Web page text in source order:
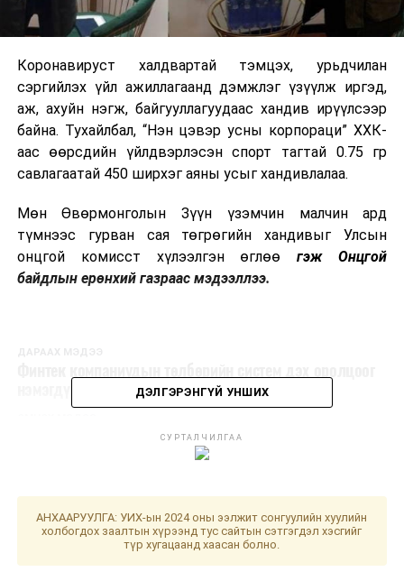
Коронавируст халдвартай тэмцэх, урьдчилан
сэргийлэх үйл ажиллагаанд дэмжлэг үзүүлж иргэд,
аж, ахуйн нэгж, байгууллагуудаас хандив ирүүлсээр
байна. Тухайлбал, “Нэн цэвэр усны корпораци” ХХК-
аас өөрсдийн үйлдвэрлэсэн спорт тагтай 0.75 гр
савлагаатай 450 ширхэг аяны усыг хандивлалаа.
Мөн Өвөрмонголын Зүүн үзэмчин малчин ард
түмнээс гурван сая төгрөгийн хандивыг Улсын
онцгой комисст хүлээлгэн өглөөгэж Онцгой
байдлын ерөнхий газраас мэдээллээ.
нэмэгдүүлж байна
Гар дээрээс согтууруулах ундаа худалдах зөрчил
ДЭЛГЭРЭНГҮЙ УНШИХ
СУРТАЛЧИЛГАА
АНХААРУУЛГА: УИХ-ын 2024 оны ээлжит сонгуулийн хуулийн
холбогдох заалтын хүрээнд тус сайтын сэтгэгдэл хэсгийг
түр хугацаанд хаасан болно.